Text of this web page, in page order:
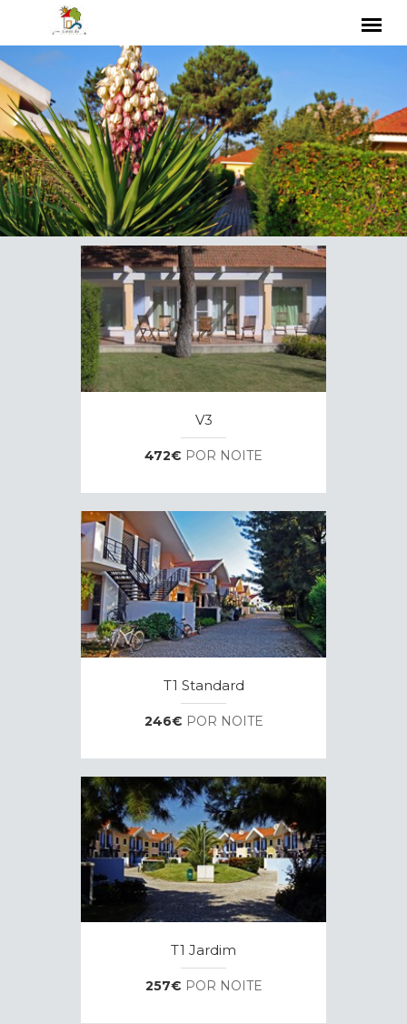
V3
472€ POR NOITE
T1 Standard
246€ POR NOITE
T1 Jardim
257€ POR NOITE